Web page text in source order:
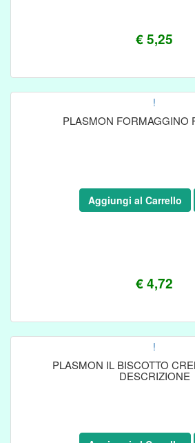
€ 5,25
!
PLASMON FORMAGGINO
€ 4,72
Aggiungi al Carrello
!
PLASMON IL BISCOTTO
DESCRIZIONE